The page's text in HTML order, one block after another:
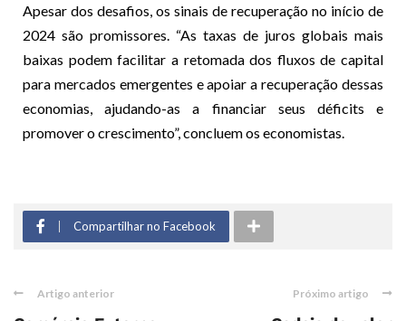
Apesar dos desafios, os sinais de recuperação no início de
2024 são promissores. “As taxas de juros globais mais
baixas podem facilitar a retomada dos fluxos de capital
para mercados emergentes e apoiar a recuperação dessas
economias, ajudando-as a financiar seus déficits e
promover o crescimento”, concluem os economistas.
Compartilhar no Facebook
Artigo anterior Próximo artigo